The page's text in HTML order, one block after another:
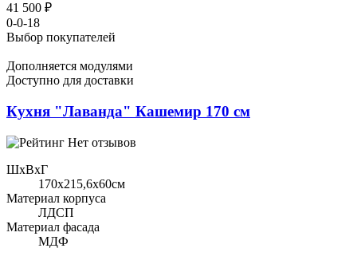
41 500 ₽
0-0-18
Выбор покупателей
Дополняется модулями
Доступно для доставки
Кухня "Лаванда" Кашемир 170 см
Нет отзывов
ШхВхГ
170x215,6х60см
Материал корпуса
ЛДСП
Материал фасада
МДФ